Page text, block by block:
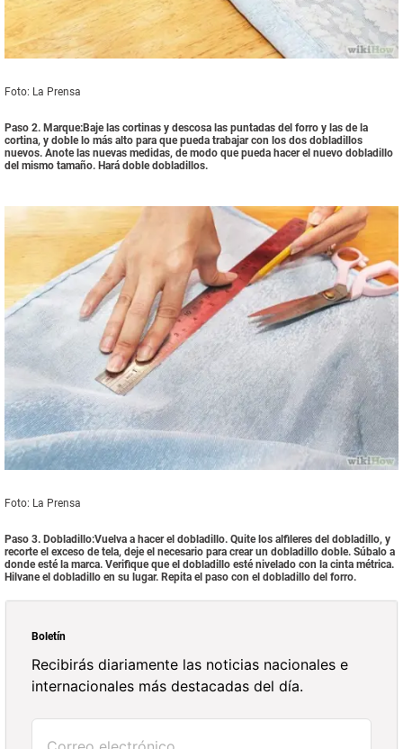
Foto: La Prensa
Paso 2. Marque:Baje las cortinas y descosa las puntadas del forro y las de la
cortina, y doble lo más alto para que pueda trabajar con los dos dobladillos
nuevos. Anote las nuevas medidas, de modo que pueda hacer el nuevo dobladillo
del mismo tamaño. Hará doble dobladillos.
Foto: La Prensa
Paso 3. Dobladillo:Vuelva a hacer el dobladillo. Quite los alfileres del dobladillo, y
recorte el exceso de tela, deje el necesario para crear un dobladillo doble. Súbalo a
donde esté la marca. Verifique que el dobladillo esté nivelado con la cinta métrica.
Hilvane el dobladillo en su lugar. Repita el paso con el dobladillo del forro.
Boletín
Recibirás diariamente las noticias nacionales e
internacionales más destacadas del día.